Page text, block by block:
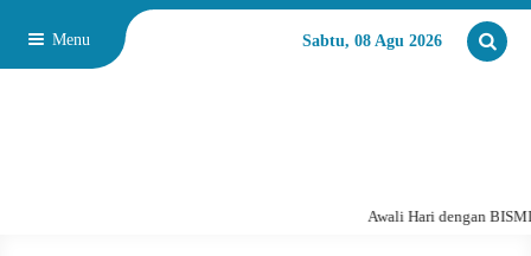
Menu Sabtu, 08 Agu 2026
Awali Hari dengan